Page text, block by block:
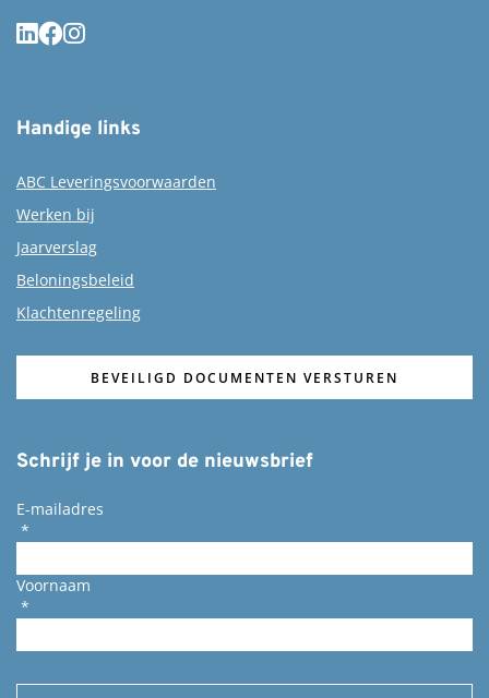
Handige links
ABC Leveringsvoorwaarden
Werken bij
Jaarverslag
Beloningsbeleid
Klachtenregeling
BEVEILIGD DOCUMENTEN VERSTUREN
Schrijf je in voor de nieuwsbrief
E-mailadres
*
Voornaam
*